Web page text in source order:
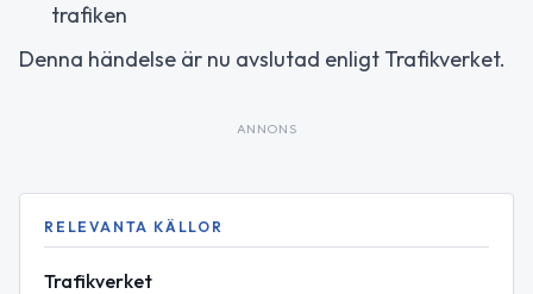
trafiken
Denna händelse är nu avslutad enligt Trafikverket.
ANNONS
RELEVANTA KÄLLOR
Trafikverket